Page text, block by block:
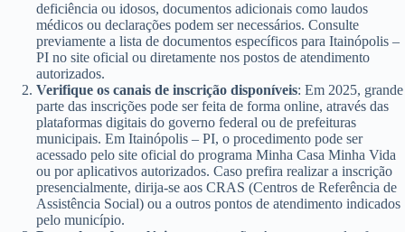
deficiência ou idosos, documentos adicionais como laudos
médicos ou declarações podem ser necessários. Consulte
previamente a lista de documentos específicos para Itainópolis –
PI no site oficial ou diretamente nos postos de atendimento
autorizados.
Verifique os canais de inscrição disponíveis: Em 2025, grande
parte das inscrições pode ser feita de forma online, através das
plataformas digitais do governo federal ou de prefeituras
municipais. Em Itainópolis – PI, o procedimento pode ser
acessado pelo site oficial do programa Minha Casa Minha Vida
ou por aplicativos autorizados. Caso prefira realizar a inscrição
presencialmente, dirija-se aos CRAS (Centros de Referência de
Assistência Social) ou a outros pontos de atendimento indicados
pelo município.